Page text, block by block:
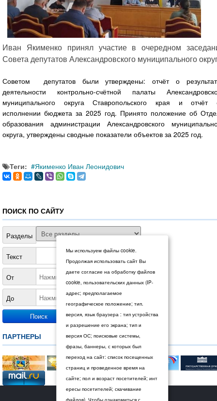
Иван Якименко принял участие в очередном
Совета депутатов Александровского муниципального
Советом депутатов были утверждены: отчёт о
деятельности контрольно-счётной палаты
муниципального округа Ставропольского края и отчёт
исполнении бюджета за 2025 год. Принято положение об
образования администрации Александровского
округа, утверждены сводные показатели объектов за 2025 год.
Теги: Якименко Иван Леонидович
ПОИСК ПО САЙТУ
Разделы
Текст
От
До
ПАРТНЕРЫ
© 2026 Дума Ставропольского края.
Мы используем файлы cookie.
Продолжая использовать сайт Вы
даете согласие на обработку файлов
cookie, пользовательских данных (IP-
адрес; предполагаемое
географическое положение; тип.
версия, язык браузера : тип устройства
и разрешение его экрана; тип и
версия ОС; поисковые системы,
фразы, баннеры, с которых был
переход на сайт: список посещенных
страниц и проведенное время на
сайте; пол и возраст посетителей; инт
ересы посетителей; скачивание
файлов). Чтобы ознакомиться с